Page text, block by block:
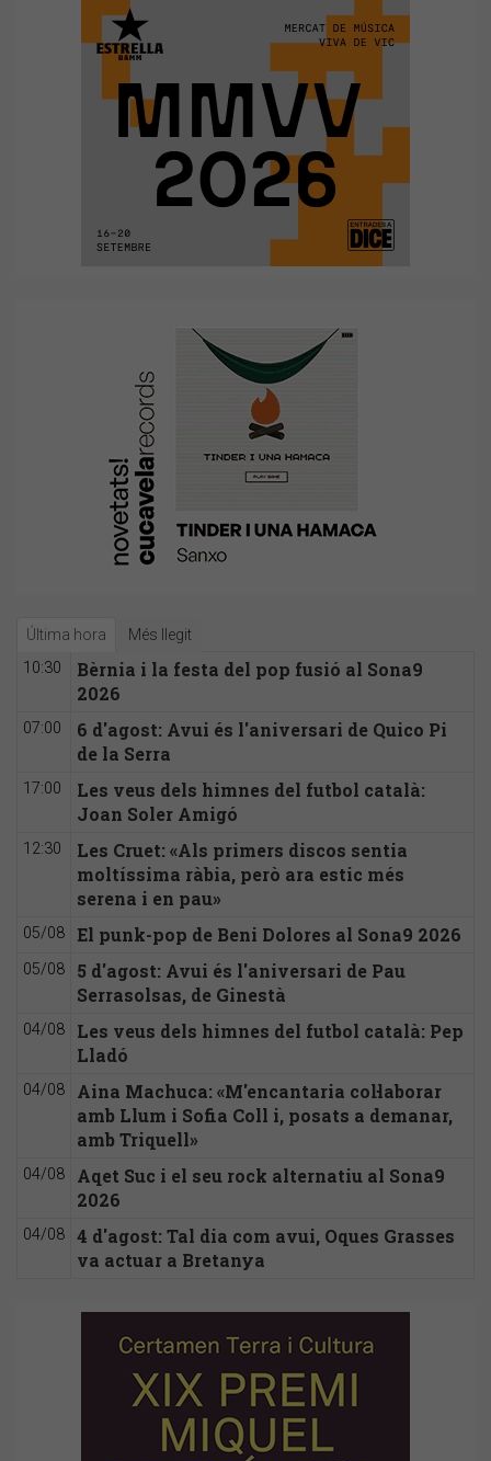
Última hora Més llegit
10:30
Bèrnia i la festa del pop fusió al Sona9
2026
07:00
6 d'agost: Avui és l'aniversari de Quico Pi
de la Serra
17:00
Les veus dels himnes del futbol català:
Joan Soler Amigó
12:30
Les Cruet: «Als primers discos sentia
moltíssima ràbia, però ara estic més
serena i en pau»
05/08 El punk-pop de Beni Dolores al Sona9 2026
05/08
5 d'agost: Avui és l'aniversari de Pau
Serrasolsas, de Ginestà
04/08
Les veus dels himnes del futbol català: Pep
Lladó
04/08
Aina Machuca: «M'encantaria col·laborar
amb Llum i Sofia Coll i, posats a demanar,
amb Triquell»
04/08
Aqet Suc i el seu rock alternatiu al Sona9
2026
04/08
4 d'agost: Tal dia com avui, Oques Grasses
va actuar a Bretanya